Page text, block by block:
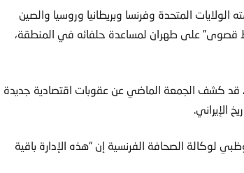
المتحدة وفرنسا وبريطانيا وروسيا والصين
وأطلق حملة “ضغوط قصوى” على طهران لمساعدة حلفائه في المنطقة،
قد كشف الجمعة الماضي عن عقوبات اقتصادية جديدة
الإيراني.
الصحافة الفرنسية إن “هذه الإدارة باقية